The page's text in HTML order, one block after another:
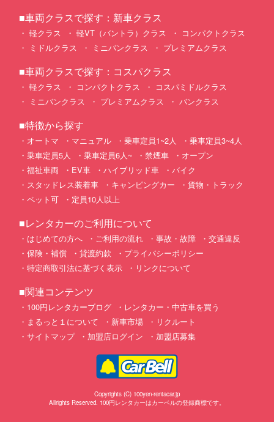
■車両クラスで探す：新車クラス
軽クラス 軽VT（バントラ）クラス
コンパクトクラス
ミドルクラス
ミニバンクラス プレミアムクラス
■車両クラスで探す：コスパクラス
軽クラス コンパクトクラス
コスパミドルクラス
ミニバンクラス
プレミアムクラス バンクラス
■特徴から探す
オートマ マニュアル 乗車定員1~2人
乗車定員3~4人
乗車定員5人
乗車定員6人~ 禁煙車
オープン
福祉車両
EV車 ハイブリッド車
バイク
スタッドレス装着車
キャンピングカー
貨物・トラック
ペット可
定員10人以上
■レンタカーのご利用について
はじめての方へ ご利用の流れ 事故・故障
交通違反
保険・補償
貸渡約款
プライバシーポリシー
特定商取引法に基づく表示
リンクについて
■関連コンテンツ
100円レンタカーブログ
レンタカー・中古車を買う
まるっと１について
新車市場
リクルート
サイトマップ
加盟店ログイン 加盟店募集
Copyrights (C) 100yen-rentacar.jp
Allrights Reserved. 100円レンタカーはカーベルの登録商標です。